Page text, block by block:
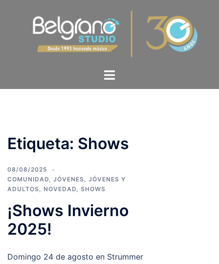
Etiqueta: Shows
08/08/2025
COMUNIDAD, JÓVENES, JÓVENES Y
ADULTOS, NOVEDAD, SHOWS
¡Shows Invierno
2025!
Domingo 24 de agosto en Strummer